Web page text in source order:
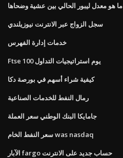
ما هو معدل ليبور الحالي بين عشية وضحاها
سجل الزواج عبر الانترنت نيوزيلندي
خدمات إدارة الفهرس
Ftse 100 يوم استراتيجيات التداول
كيفية شراء أسهم في بورصة دكا
رمال النفط للخدمات الصناعية
جامايكا البنك الوطني سعر العملة
سعر النفط الخام was nasdaq
الآبار fargo حساب جديد على الانترنت